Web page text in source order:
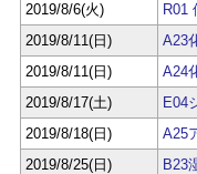
2019/8/6(火)
R01
2019/8/11(日)
A23
2019/8/11(日)
A24
2019/8/17(土)
E04
2019/8/18(日)
A25
2019/8/25(日)
B23